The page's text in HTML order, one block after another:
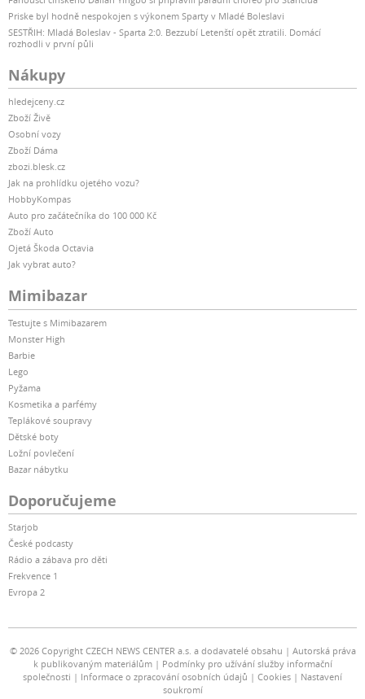
Priske byl hodně nespokojen s výkonem Sparty v Mladé Boleslavi
SESTŘIH: Mladá Boleslav - Sparta 2:0. Bezzubí Letenští opět ztratili. Domácí
rozhodli v první půli
Nákupy
hledejceny.cz
Zboží Živě
Osobní vozy
Zboží Dáma
zbozi.blesk.cz
Jak na prohlídku ojetého vozu?
HobbyKompas
Auto pro začátečníka do 100 000 Kč
Zboží Auto
Ojetá Škoda Octavia
Jak vybrat auto?
Mimibazar
Testujte s Mimibazarem
Monster High
Barbie
Lego
Pyžama
Kosmetika a parfémy
Teplákové soupravy
Dětské boty
Ložní povlečení
Bazar nábytku
Doporučujeme
Starjob
České podcasty
Rádio a zábava pro děti
Frekvence 1
Evropa 2
© 2026 Copyright CZECH NEWS CENTER a.s. a dodavatelé obsahu
Autorská práva
k publikovaným materiálům
Podmínky pro užívání služby informační
společnosti
Informace o zpracování osobních údajů Cookies
Nastavení
soukromí